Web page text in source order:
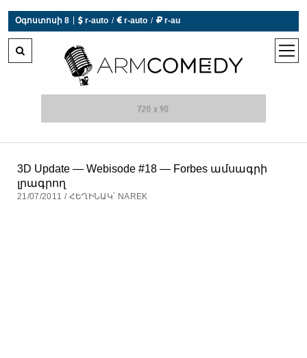
Օգոստոսի 8  r-auto /  r-auto /  r-au
open
3D Update — Webisode #18 — Forbes ամսագրի
լրագրող
21/07/2011 / ՀԵՂԻՆԱԿ՝ NAREK